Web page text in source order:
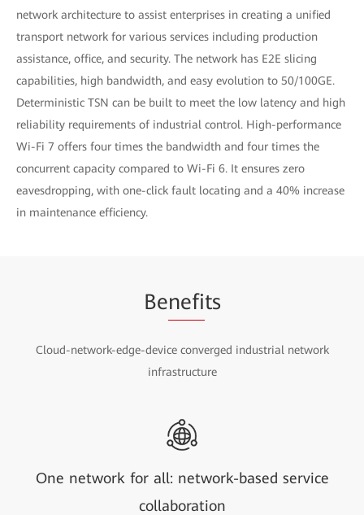
network architecture to assist enterprises in creating a unified
transport network for various services including production
assistance, office, and security. The network has E2E slicing
capabilities, high bandwidth, and easy evolution to 50/100GE.
Deterministic TSN can be built to meet the low latency and high
reliability requirements of industrial control. High-performance
Wi-Fi 7 offers four times the bandwidth and four times the
concurrent capacity compared to Wi-Fi 6. It ensures zero
eavesdropping, with one-click fault locating and a 40% increase
in maintenance efficiency.
Benefits
Cloud-network-edge-device converged industrial network
infrastructure
One network for all: network-based service
collaboration